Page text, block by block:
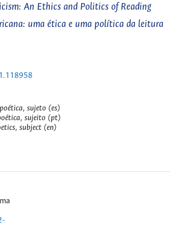
An Ethics and Politics of Reading
uma ética e uma política da leitura
sujeto (es)
sujeito (pt)
subject (en)